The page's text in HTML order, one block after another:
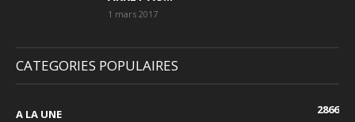
1 mars 2017
CATEGORIES POPULAIRES
A LA UNE
2866